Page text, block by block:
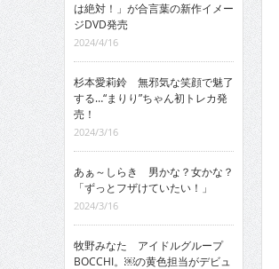
は絶対！」が合言葉の新作イメー
ジDVD発売
2024/4/16
杉本愛莉鈴 無邪気な笑顔で魅了
する…“まりり”ちゃん初トレカ発
売！
2024/3/16
あぁ～しらき 男かな？女かな？
「ずっとフザけていたい！」
2024/3/16
牧野みなた アイドルグループ
BOCCHI。￼の黄色担当がデビュ